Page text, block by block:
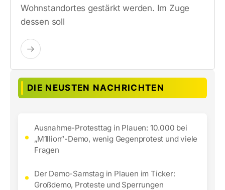
Wohnstandortes gestärkt werden. Im Zuge
dessen soll
DIE NEUSTEN NACHRICHTEN
Ausnahme-Protesttag in Plauen: 10.000 bei
„M1llion“-Demo, wenig Gegenprotest und viele
Fragen
Der Demo-Samstag in Plauen im Ticker:
Großdemo, Proteste und Sperrungen